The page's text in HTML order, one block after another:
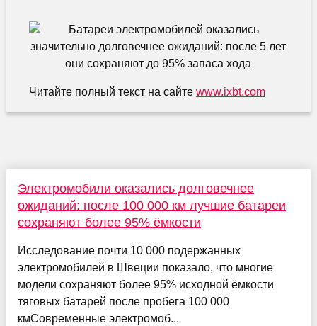
Читайте полный текст на сайте www.ixbt.com
Электромобили оказались долговечнее
ожиданий: после 100 000 км лучшие батареи
сохраняют более 95% ёмкости
Исследование почти 10 000 подержанных
электромобилей в Швеции показало, что многие
модели сохраняют более 95% исходной ёмкости
тяговых батарей после пробега 100 000
кмСовременные электромоб...